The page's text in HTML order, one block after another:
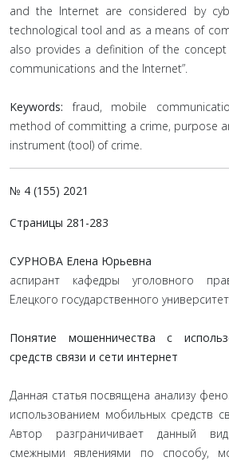
and the Internet are considered by
technological tool and as a means of
also provides a definition of the
communications and the Internet”.
Keywords: fraud, mobile
method of committing a crime, purpose
instrument (tool) of crime.
№ 4 (155) 2021
Страницы 281-283
СУРНОВА Елена Юрьевна
аспирант кафедры уголовного
Елецкого государственного
Понятие мошенничества с
средств связи и сети интернет
Данная статья посвящена анализу
использованием мобильных средств
Автор разграничивает данный
смежными явлениями по способу,